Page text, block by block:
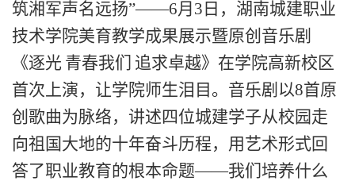
筑湘军声名远扬”——6月3日， 湖南城建职业
技术学院美育教学成果展示暨原创音乐剧
《逐光 青春我们 追求卓越》在学院高新校区
首次上演，让学院师生泪目。 音乐剧 以8首原
创歌曲为脉络，讲述四位城建学子从校园走
向祖国大地的十年奋斗历程，用 艺术形式回
答了职业教育的根本命题——我们培养什么